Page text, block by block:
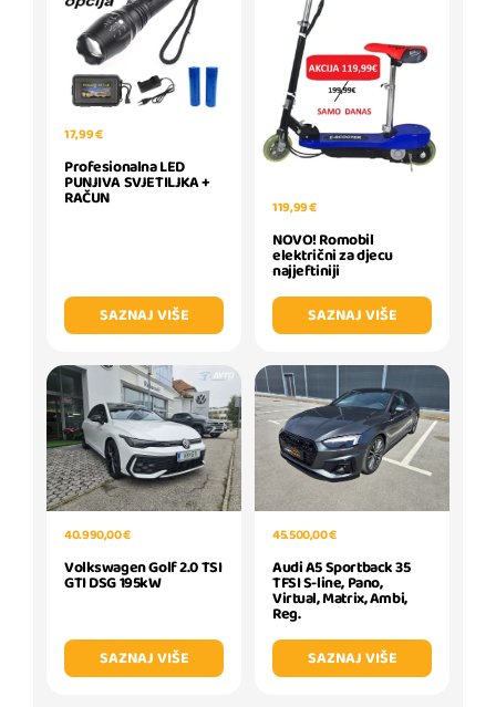
17,99 €
Profesionalna LED
PUNJIVA SVJETILJKA +
RAČUN
SAZNAJ VIŠE
119,99 €
NOVO! Romobil
električni za djecu
najjeftiniji
SAZNAJ VIŠE
40.990,00 €
Volkswagen Golf 2.0 TSI
GTI DSG 195kW
SAZNAJ VIŠE
45.500,00 €
Audi A5 Sportback 35
TFSI S-line, Pano,
Virtual, Matrix, Ambi,
Reg.
SAZNAJ VIŠE